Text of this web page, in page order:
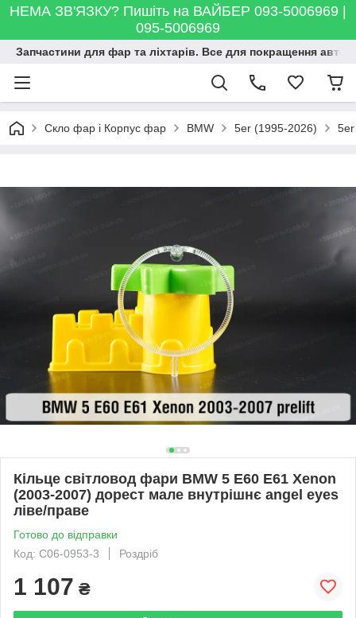
НЕМА ЗВ'ЯЗКУ? Пишіть на ВАЙБЕР 093-5006969 |
095-5006969
Запчастини для фар та ліхтарів. Все для покращення
Скло фар і Корпус фар BMW 5er (1995-2026) 5er
Кільце світловод фари BMW 5 E60 E61 Xenon
(2003-2007) дорест мале внутрішнє angel eyes
ліве/праве
Готово до відправки
Код: C06-0953-3
Роздріб
1 107 ₴